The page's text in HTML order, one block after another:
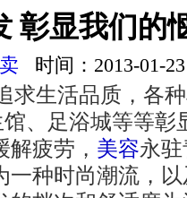
彰显我们的
时间：2013-01-
求生活品质，各
、足浴城等等
疲劳， 美容永
一种时尚潮流，